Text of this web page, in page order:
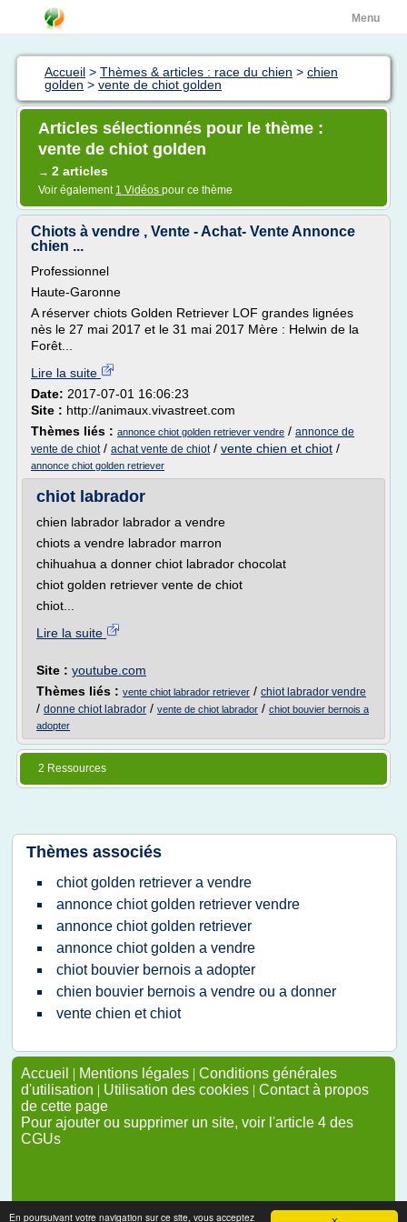
En poursuivant votre navigation sur ce site, vous acceptez
Menu
Accueil > Thèmes & articles : race du chien > chien
golden > vente de chiot golden
Articles sélectionnés pour le thème :
vente de chiot golden
→ 2 articles
Voir également 1 Vidéos pour ce thème
Chiots à vendre , Vente - Achat- Vente Annonce
chien ...
Professionnel
Haute-Garonne
A réserver chiots Golden Retriever LOF grandes lignées
nès le 27 mai 2017 et le 31 mai 2017 Mère : Helwin de la
Forêt...
Lire la suite
Date: 2017-07-01 16:06:23
Site : http://animaux.vivastreet.com
Thèmes liés : annonce chiot golden retriever vendre / annonce de
vente de chiot/ achat vente de chiot/ vente chien et chiot /
annonce chiot golden retriever
chiot labrador
chien labrador labrador a vendre
chiots a vendre labrador marron
chihuahua a donner chiot labrador chocolat
chiot golden retriever vente de chiot
chiot...
Lire la suite
Site : youtube.com
Thèmes liés : vente chiot labrador retriever / chiot labrador vendre
/ donne chiot labrador / vente de chiot labrador / chiot bouvier bernois a
adopter
2 Ressources
Thèmes associés
chiot golden retriever a vendre
annonce chiot golden retriever vendre
annonce chiot golden retriever
annonce chiot golden a vendre
chiot bouvier bernois a adopter
chien bouvier bernois a vendre ou a donner
vente chien et chiot
Accueil | Mentions légales | Conditions générales
d'utilisation | Utilisation des cookies | Contact à propos
de cette page
Pour ajouter ou supprimer un site, voir l'article 4 des
CGUs